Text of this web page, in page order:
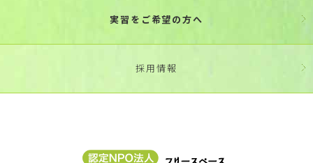
実習をご希望の方へ
採用情報